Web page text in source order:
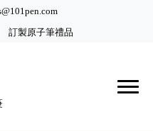
訂製原子筆禮品